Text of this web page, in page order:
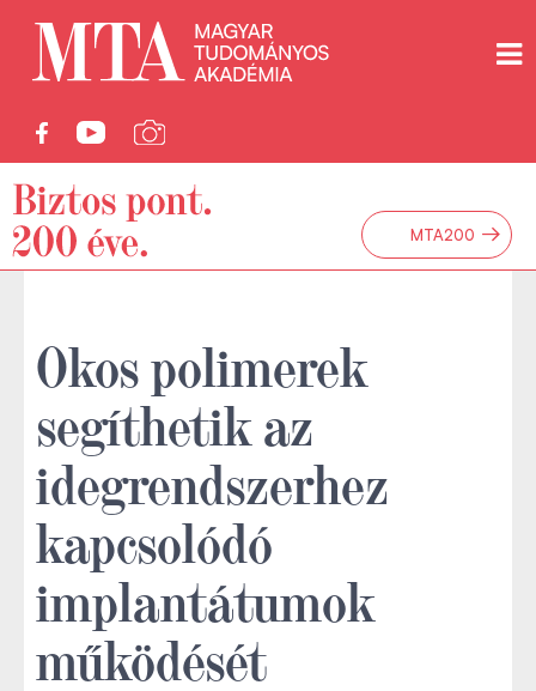
MTA200 →
Okos polimerek
segíthetik az
idegrendszerhez
kapcsolódó
implantátumok
működését